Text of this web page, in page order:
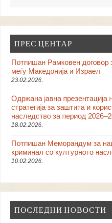
ПРЕС ЦЕНТАР
Потпишан Рамковен договор
меѓу Македонија и Израел
23.02.2026.
Одржана јавна
стратегија за заштита и
наследство за период
18.02.2026.
Потпишан Меморандум за
криминал со културното
10.02.2026.
ПОСЛЕДНИ НОВОСТИ